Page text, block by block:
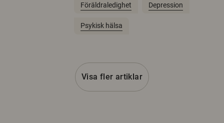
Föräldraledighet Depression
Psykisk hälsa
Visa fler artiklar